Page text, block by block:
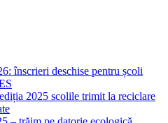
înscrieri deschise pentru școli
2025 scolile trimit la reciclare